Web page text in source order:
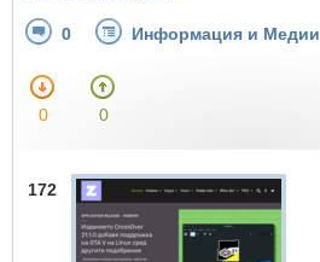
0 Информация и Медии
0 0
172